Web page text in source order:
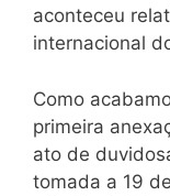
aconteceu
internacional
Como
primeira
ato de
tomada a 19